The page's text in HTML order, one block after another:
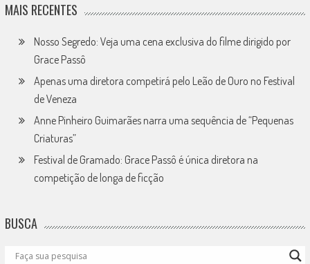
MAIS RECENTES
Nosso Segredo: Veja uma cena exclusiva do filme dirigido por
Grace Passô
Apenas uma diretora competirá pelo Leão de Ouro no Festival
de Veneza
Anne Pinheiro Guimarães narra uma sequência de “Pequenas
Criaturas”
Festival de Gramado: Grace Passô é única diretora na
competição de longa de ficção
BUSCA